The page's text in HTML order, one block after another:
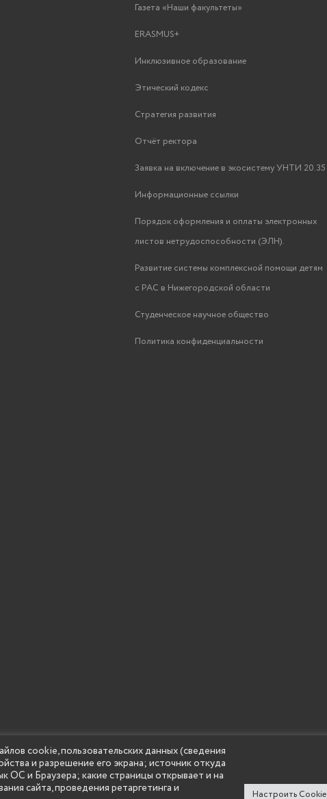
Газета «Наши факультеты»
ERASMUS+
Инклюзивное образование
Этический кодекс
Стратегия развития
Отчёт ректора
Заявка на включение в экосистему УНТИ 20.35
Информационные ссылки
Порядок оформления и оплаты электронных
листов нетрудоспособности (ЭЛН).
Развитие системы комплексной помощи детям
с РАС в Нижегородской области
Студенческое научное общество
Политика конфиденциальности
(Княгининский университет) 2002 - 2026
cookie, пользовательских данных (сведения
и разрешение его экрана; источник откуда
ОС и Браузера; какие страницы открывает и на
сайта, проведения ретаргетинга и
Настроить Cookie